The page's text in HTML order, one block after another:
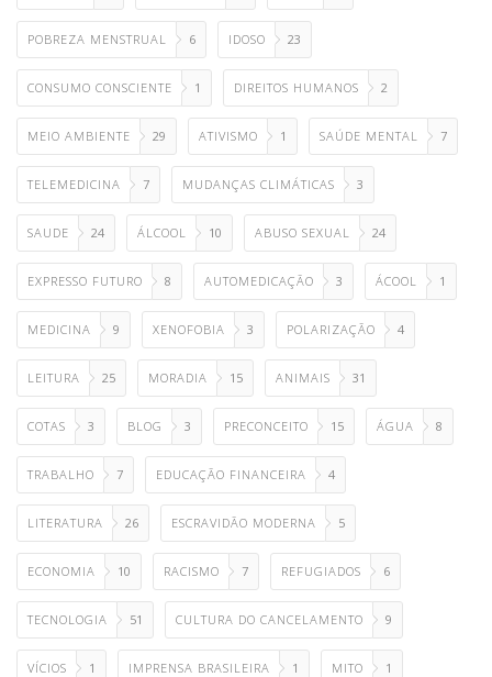
POBREZA MENSTRUAL 6 IDOSO 23
CONSUMO CONSCIENTE 1 DIREITOS HUMANOS 2
MEIO AMBIENTE 29 ATIVISMO 1 SAÚDE MENTAL 7
TELEMEDICINA 7 MUDANÇAS CLIMÁTICAS 3
SAUDE 24 ÁLCOOL 10 ABUSO SEXUAL 24
EXPRESSO FUTURO 8 AUTOMEDICAÇÃO 3 ÁCOOL 1
MEDICINA 9 XENOFOBIA 3 POLARIZAÇÃO 4
LEITURA 25 MORADIA 15 ANIMAIS 31
COTAS 3 BLOG 3 PRECONCEITO 15 ÁGUA 8
TRABALHO 7 EDUCAÇÃO FINANCEIRA 4
LITERATURA 26 ESCRAVIDÃO MODERNA 5
ECONOMIA 10 RACISMO 7 REFUGIADOS 6
TECNOLOGIA 51 CULTURA DO CANCELAMENTO 9
VÍCIOS 1 IMPRENSA BRASILEIRA 1 MITO 1